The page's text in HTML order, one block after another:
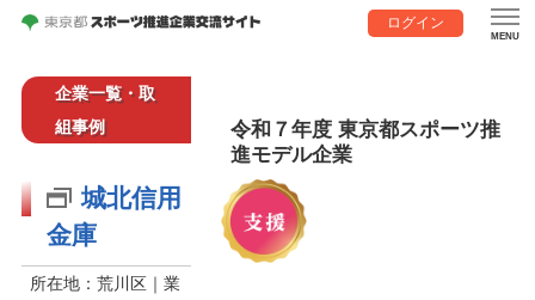
ログイン
企業一覧・取
組事例
令和７年度 東京都スポーツ推
進モデル企業
城北信用
金庫
所在地：荒川区｜業